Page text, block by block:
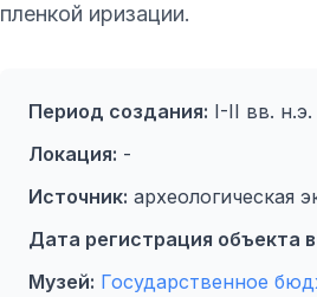
пленкой иризации.
Период создания: I-II вв. н.э.
Локация: -
Источник: археологическая
Дата регистрация объекта
Музей: Государственное